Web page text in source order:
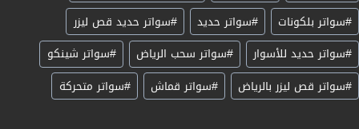
#سواتر بلكونات #سواتر حديد #سواتر حديد قص ليزر
#سواتر حديد للأسوار #سواتر سحب الرياض #سواتر شينكو
#سواتر قص ليزر بالرياض #سواتر قماش #سواتر متحركة